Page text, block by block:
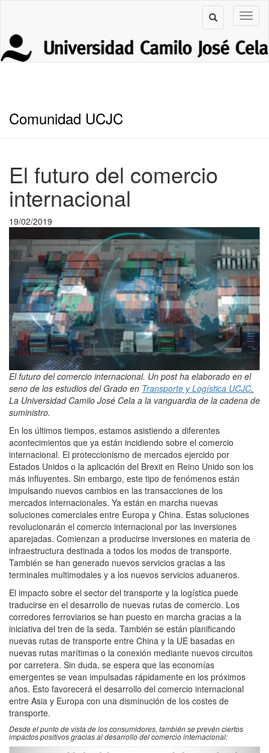
Comunidad UCJC
El futuro del comercio
internacional
19/02/2019
El futuro del comercio internacional. Un post ha elaborado en el
seno de los estudios del Grado en Transporte y Logística UCJC.
La Universidad Camilo José Cela a la vanguardia de la cadena de
suministro.
En los últimos tiempos, estamos asistiendo a diferentes
acontecimientos que ya están incidiendo sobre el comercio
internacional. El proteccionismo de mercados ejercido por
Estados Unidos o la aplicación del Brexit en Reino Unido son los
más influyentes. Sin embargo, este tipo de fenómenos están
impulsando nuevos cambios en las transacciones de los
mercados internacionales. Ya están en marcha nuevas
soluciones comerciales entre Europa y China. Estas soluciones
revolucionarán el comercio internacional por las inversiones
aparejadas. Comienzan a producirse inversiones en materia de
infraestructura destinada a todos los modos de transporte.
También se han generado nuevos servicios gracias a las
terminales multimodales y a los nuevos servicios aduaneros.
El impacto sobre el sector del transporte y la logística puede
traducirse en el desarrollo de nuevas rutas de comercio. Los
corredores ferroviarios se han puesto en marcha gracias a la
iniciativa del tren de la seda. También se están planificando
nuevas rutas de transporte entre China y la UE basadas en
nuevas rutas marítimas o la conexión mediante nuevos circuitos
por carretera. Sin duda, se espera que las economías
emergentes se vean impulsadas rápidamente en los próximos
años. Esto favorecerá el desarrollo del comercio internacional
entre Asia y Europa con una disminución de los costes de
transporte.
Desde el punto de vista de los consumidores, también se prevén ciertos
impactos positivos gracias al desarrollo del comercio internacional: